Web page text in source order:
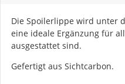
Die Spoilerlippe wird unter
eine ideale Ergänzung für
ausgestattet sind.
Gefertigt aus Sichtcarbon.